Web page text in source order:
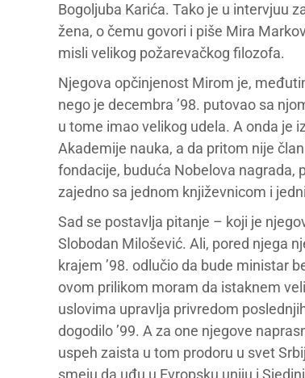
Bogoljuba Karića. Tako je u intervjuu
žena, o čemu govori i piše Mira
misli velikog požarevačkog filozofa.
Njegova opčinjenost Mirom je,
nego je decembra ’98. putovao sa
u tome imao velikog udela. A onda je
Akademije nauka, a da pritom nije
fondacije, buduća Nobelova nagrada,
zajedno sa jednom književnicom i
Sad se postavlja pitanje – koji je
Slobodan Milošević. Ali, pored njega
krajem ’98. odlučio da bude ministar
ovom prilikom moram da istaknem
uslovima upravlja privredom
dogodilo ’99. A za one njegove
uspeh zaista u tom prodoru u svet
smeju da uđu u Evropsku uniju i